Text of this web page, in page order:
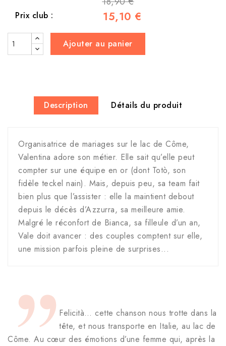
Prix club : 15,10 €
Ajouter au panier
Description Détails du produit
Organisatrice de mariages sur le lac de Côme,
Valentina adore son métier. Elle sait qu’elle peut
compter sur une équipe en or (dont Totò, son
fidèle teckel nain). Mais, depuis peu, sa team fait
bien plus que l’assister : elle la maintient debout
depuis le décès d’Azzurra, sa meilleure amie.
Malgré le réconfort de Bianca, sa filleule d’un an,
Vale doit avancer : des couples comptent sur elle,
une mission parfois pleine de surprises...
Felicità… cette chanson nous trotte dans la
tête, et nous transporte en Italie, au lac de
Côme. Au cœur des émotions d’une femme qui, après la